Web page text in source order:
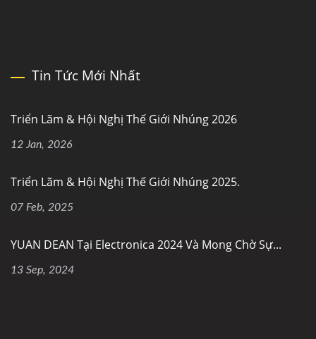
Tin Tức Mới Nhất
Triển Lãm & Hội Nghị Thế Giới Nhúng 2026
12 Jan, 2026
Triển Lãm & Hội Nghị Thế Giới Nhúng 2025.
07 Feb, 2025
YUAN DEAN Tại Electronica 2024 Và Mong Chờ Sự...
13 Sep, 2024